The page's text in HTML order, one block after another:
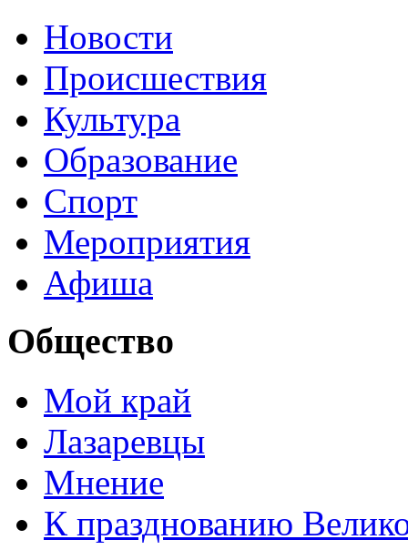
Новости
Происшествия
Культура
Образование
Спорт
Мероприятия
Афиша
Общество
Мой край
Лазаревцы
Мнение
К празднованию